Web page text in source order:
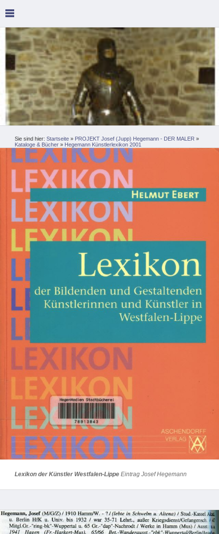
Sie sind hier: Startseite » PROJEKT Josef (Jupp) Hegemann - DER MALER »
Kataloge & Bücher » Hegemann Künstlerlexikon 2001
Lexikon der Künstler Westfalen-Lippe Eintrag Josef Hegemann